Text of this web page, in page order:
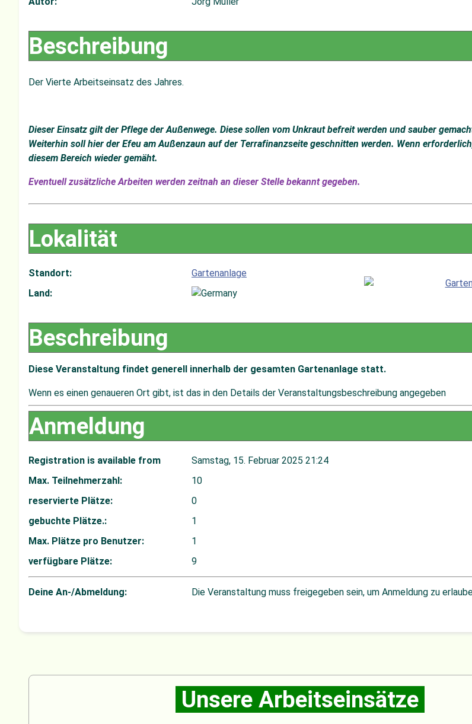
Beschreibung
Der Vierte Arbeitseinsatz des Jahres.
Dieser Einsatz gilt der Pflege der Außenwege. Diese sollen vom Unkraut befreit werden und sauber
Weiterhin soll hier der Efeu am Außenzaun auf der Terrafinanzseite geschnitten werden. Wenn
diesem Bereich wieder gemäht.
Eventuell zusätzliche Arbeiten werden zeitnah an dieser Stelle bekannt gegeben.
Lokalität
Standort:
Gartenanlage
Land:
Beschreibung
Diese Veranstaltung findet generell innerhalb der gesamten Gartenanlage statt.
Wenn es einen genaueren Ort gibt, ist das in den Details der Veranstaltungsbeschreibung angegeben
Anmeldung
Registration is available from
Samstag, 15. Februar 2025 21:24
Max. Teilnehmerzahl:
10
reservierte Plätze:
0
gebuchte Plätze.:
1
Max. Plätze pro Benutzer:
1
verfügbare Plätze:
9
Deine An-/Abmeldung: Die Veranstaltung muss freigegeben sein, um Anmeldung zu
Unsere Arbeitseinsätze